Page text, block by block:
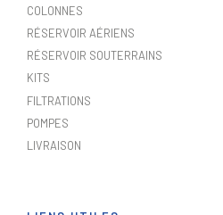
COLONNES
RÉSERVOIR AÉRIENS
RÉSERVOIR SOUTERRAINS
KITS
FILTRATIONS
POMPES
LIVRAISON